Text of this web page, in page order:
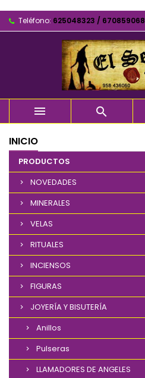
Teléfono: 625048323 / 670859068
 
INICIO
PRODUCTOS
NOVEDADES
MINERALES
VELAS
RITUALES
INCIENSOS
FIGURAS
JOYERÍA Y BISUTERÍA
Anillos
Pulseras
LLAMADORES DE ANGELES